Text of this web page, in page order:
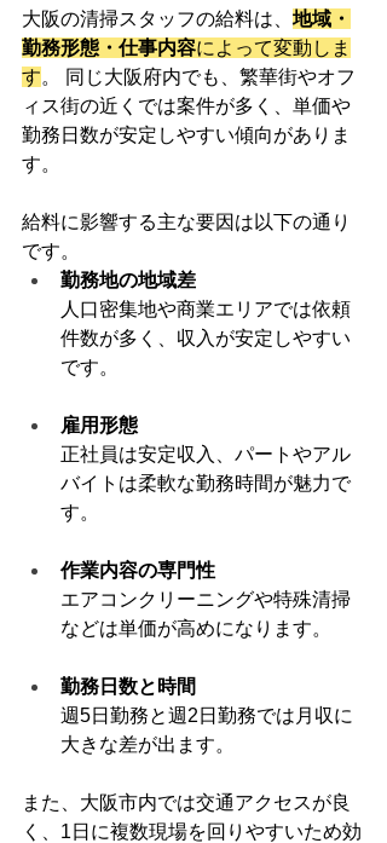
大阪の清掃スタッフの給料は、 地域・
勤務形態・仕事内容によって変動しま
す。 同じ大阪府内でも、繁華街やオフ
ィス街の近くでは案件が多く、単価や
勤務日数が安定しやすい傾向がありま
す。
給料に影響する主な要因は以下の通り
です。
勤務地の地域差
人口密集地や商業エリアでは依頼
件数が多く、収入が安定しやすい
です。
雇用形態
正社員は安定収入、パートやアル
バイトは柔軟な勤務時間が魅力で
す。
作業内容の専門性
エアコンクリーニングや特殊清掃
などは単価が高めになります。
勤務日数と時間
週5日勤務と週2日勤務では月収に
大きな差が出ます。
また、大阪市内では交通アクセスが良
く、1日に複数現場を回りやすいため効